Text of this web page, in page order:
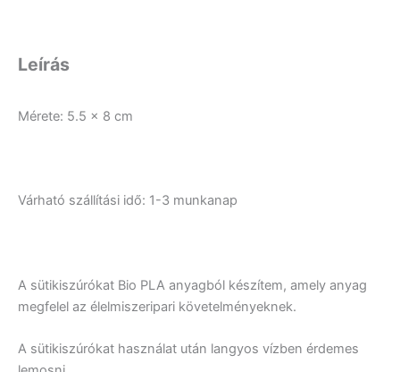
Leírás
Mérete: 5.5 x 8 cm
Várható szállítási idő: 1-3 munkanap
A sütikiszúrókat Bio PLA anyagból készítem, amely anyag
megfelel az élelmiszeripari követelményeknek.
A sütikiszúrókat használat után langyos vízben érdemes